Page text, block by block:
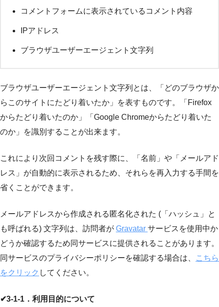
コメントフォームに表示されているコメント内容
IPアドレス
ブラウザユーザーエージェント文字列
ブラウザユーザーエージェント文字列とは、「どのブラウザか
らこのサイトにたどり着いたか」を表すものです。「Firefox
からたどり着いたのか」「Google Chromeからたどり着いた
のか」を識別することが出来ます。
これにより次回コメントを残す際に、「名前」や「メールアド
レス」が自動的に表示されるため、それらを再入力する手間を
省くことができます。
メールアドレスから作成される匿名化された (「ハッシュ」と
も呼ばれる) 文字列は、訪問者が Gravatar サービスを使用中か
どうか確認するため同サービスに提供されることがあります。
同サービスのプライバシーポリシーを確認する場合は、
こちら
をクリック してください。
✔3-1-1．利用目的について